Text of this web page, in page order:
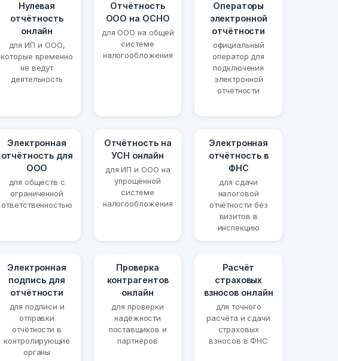
Нулевая
отчётность
онлайн
для ИП и ООО,
которые временно
не ведут
деятельность
Отчётность
ООО на ОСНО
для ООО на общей
системе
налогообложения
Операторы
электронной
отчётности
официальный
оператор для
подключения
электронной
отчётности
Электронная
отчётность для
ООО
для обществ с
ограниченной
ответственностью
Отчётность на
УСН онлайн
для ИП и ООО на
упрощённой
системе
налогообложения
Электронная
отчётность в
ФНС
для сдачи
налоговой
отчётности без
визитов в
инспекцию
Электронная
подпись для
отчётности
для подписи и
отправки
отчётности в
контролирующие
органы
Проверка
контрагентов
онлайн
для проверки
надёжности
поставщиков и
партнёров
Расчёт
страховых
взносов онлайн
для точного
расчёта и сдачи
страховых
взносов в ФНС